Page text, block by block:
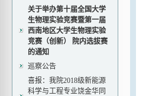
关于举办第十届全国大学
生物理实验竞赛暨第一届
西南地区大学生物理实验
竞赛（创新） 院内选拔赛
的通知
巡察公告
喜报：我院2018级新能源
科学与工程专业饶金华同